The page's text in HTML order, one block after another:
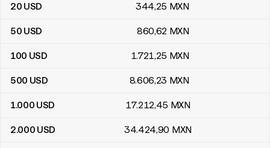
20 USD 344,25 MXN
50 USD 860,62 MXN
100 USD 1.721,25 MXN
500 USD 8.606,23 MXN
1.000 USD 17.212,45 MXN
2.000 USD 34.424,90 MXN